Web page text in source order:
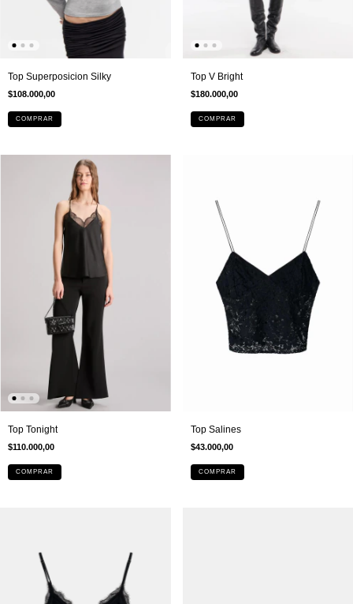
Top Superposicion Silky
$108.000,00
COMPRAR
Top V Bright
$180.000,00
COMPRAR
Top Tonight
$110.000,00
COMPRAR
Top Salines
$43.000,00
COMPRAR